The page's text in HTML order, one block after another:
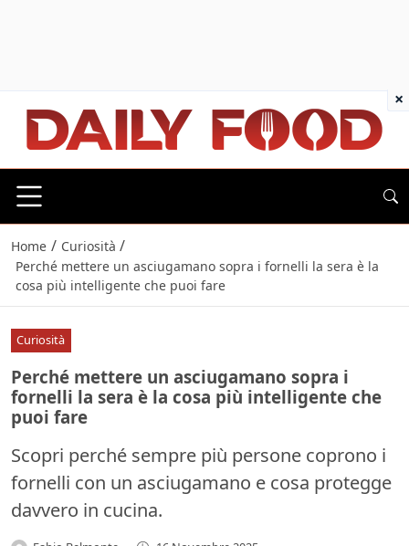
Home / Curiosità /
Perché mettere un asciugamano sopra i fornelli la sera è la
cosa più intelligente che puoi fare
Curiosità
Perché mettere un asciugamano sopra i
fornelli la sera è la cosa più intelligente che
puoi fare
Scopri perché sempre più persone coprono i
fornelli con un asciugamano e cosa protegge
davvero in cucina.
×